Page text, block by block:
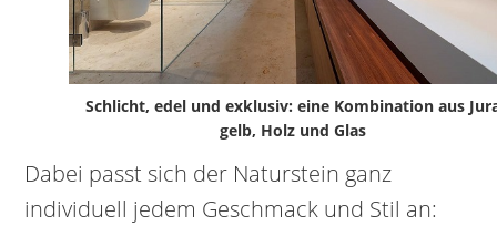
Schlicht, edel und exklusiv: eine Kombination aus
gelb, Holz und Glas
Dabei passt sich der Naturstein ganz
individuell jedem Geschmack und Stil an: